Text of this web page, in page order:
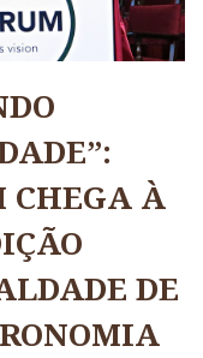
CHEGA À
DE